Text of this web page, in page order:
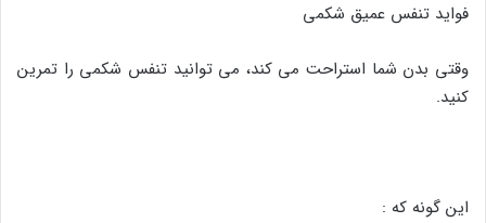
فواید تنفس عمیق شکمی
وقتی بدن شما استراحت می کند، می توانید تنفس شکمی را تمرین
کنید.
این گونه که :